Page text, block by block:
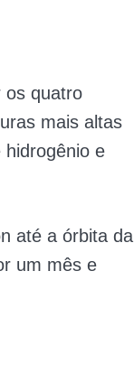
os quatro
mais altas
e
até a órbita da
um mês e